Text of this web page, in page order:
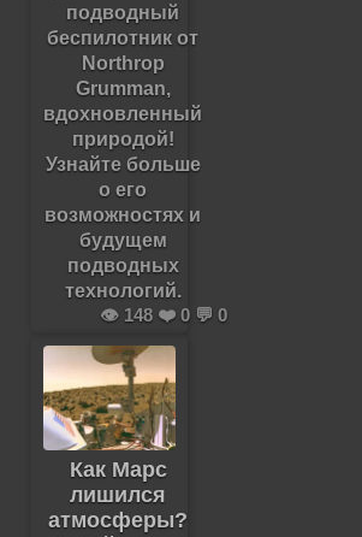
подводный
беспилотник от
Northrop
Grumman,
вдохновленный
природой!
Узнайте больше
о его
возможностях и
будущем
подводных
технологий.
👁️ 148 ❤️ 0 💬 0
Как Марс
лишился
атмосферы?